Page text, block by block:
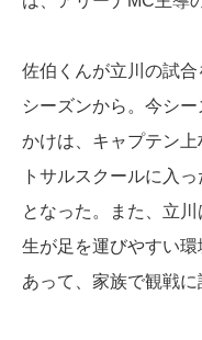
佐伯くんが立川の試
シーズンから。今シ
かけは、キャプテン
トサルスクールに入
となった。また、立
生が足を運びやすい
あって、家族で観戦に